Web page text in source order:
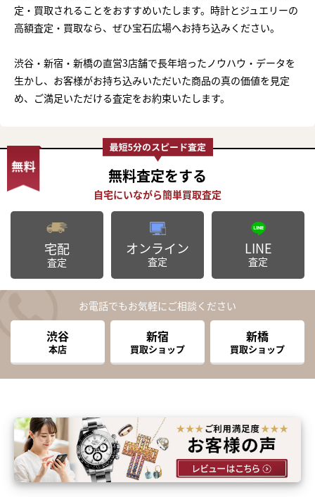
定・買取されることをおすすめいたします。時計とジュエリーの
高額査定・買取なら、ぜひ宝石広場へお持ち込みください。
渋谷・新宿・新橋の直営3店舗で長年培ったノウハウ・データを
生かし、お客様がお持ち込みいただいた商品の真の価値を見定
め、ご満足いただける査定をお約束いたします。
無料査定をする
宅配
査定
オンライン
査定
LINE
査定
お電話でもお気軽にご相談ください
渋谷
本店
新宿
買取ショップ
新橋
買取ショップ
まずは
かんたん30秒でお試し査定